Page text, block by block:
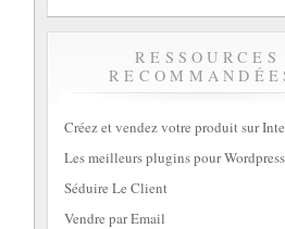
RESSOURCES
Créez et vendez votre produit sur
Les meilleurs plugins pour Wordpress
Séduire Le Client
Vendre par Email